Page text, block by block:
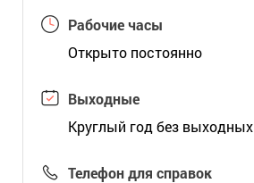
Рабочие часы
Открыто постоянно
Выходные
Круглый год без выходных
Телефон для справок